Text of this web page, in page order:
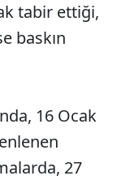
tabir ettiği,
baskın
16 Ocak
27